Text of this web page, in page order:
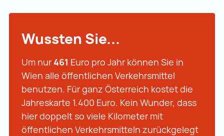
Wussten Sie...
Um nur461 Euro pro Jahr können Sie in
Wien alle öffentlichen Verkehrsmittel
benutzen. Für ganz Österreich kostet die
Jahreskarte 1.400 Euro. Kein Wunder, dass
hier doppelt so viele Kilometer mit
öffentlichen Verkehrsmitteln zurückgelegt